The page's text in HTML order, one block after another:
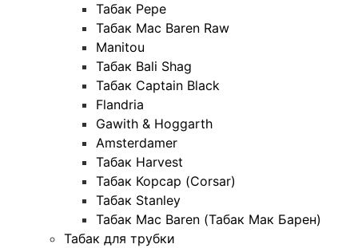
Табак Pepe
Табак Mac Baren Raw
Manitou
Табак Bali Shag
Табак Captain Black
Flandria
Gawith & Hoggarth
Amsterdamer
Табак Harvest
Табак Корсар (Corsar)
Табак Stanley
Табак Mac Baren (Табак Мак Барен)
Табак для трубки